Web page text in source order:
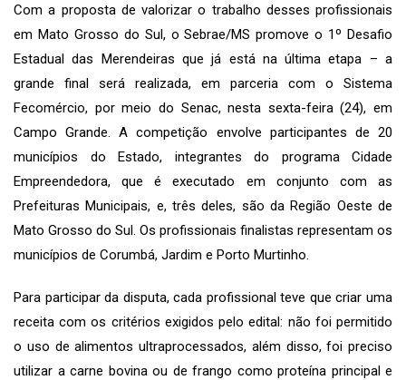
Com a proposta de valorizar o trabalho desses profissionais
em Mato Grosso do Sul, o Sebrae/MS promove o 1º Desafio
Estadual das Merendeiras que já está na última etapa – a
grande final será realizada, em parceria com o Sistema
Fecomércio, por meio do Senac, nesta sexta-feira (24), em
Campo Grande. A competição envolve participantes de 20
municípios do Estado, integrantes do programa Cidade
Empreendedora, que é executado em conjunto com as
Prefeituras Municipais, e, três deles, são da Região Oeste de
Mato Grosso do Sul. Os profissionais finalistas representam os
municípios de Corumbá, Jardim e Porto Murtinho.
Para participar da disputa, cada profissional teve que criar uma
receita com os critérios exigidos pelo edital: não foi permitido
o uso de alimentos ultraprocessados, além disso, foi preciso
utilizar a carne bovina ou de frango como proteína principal e